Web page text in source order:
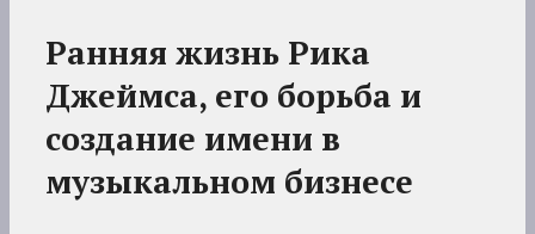
Ранняя жизнь Рика
Джеймса, его борьба и
создание имени в
музыкальном бизнесе